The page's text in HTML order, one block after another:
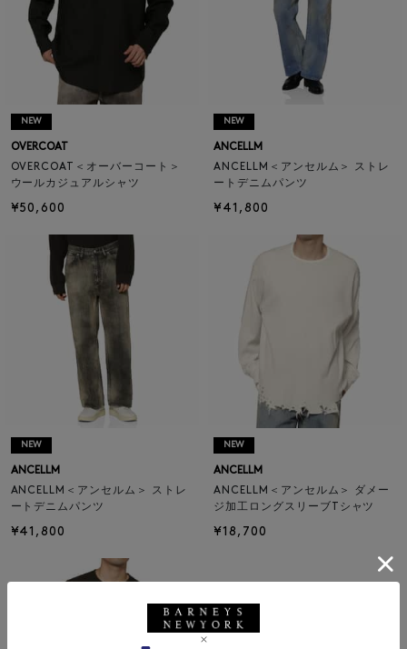
NEW
OVERCOAT
OVERCOAT＜オーバーコート＞
ウールカジュアルシャツ
¥50,600
NEW
ANCELLM
ANCELLM＜アンセルム＞ ストレ
ートデニムパンツ
¥41,800
NEW
ANCELLM
ANCELLM＜アンセルム＞ ストレ
ートデニムパンツ
¥41,800
NEW
ANCELLM
ANCELLM＜アンセルム＞ ダメー
ジ加工ロングスリーブTシャツ
¥18,700